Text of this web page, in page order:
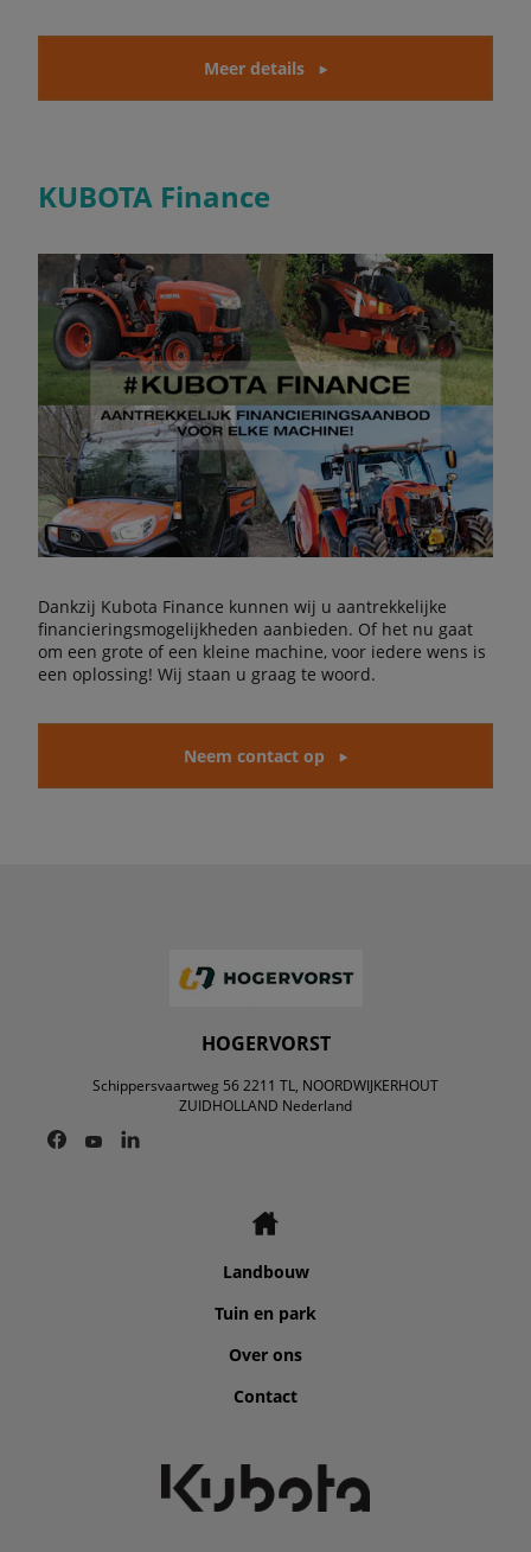
Meer details
KUBOTA Finance
Dankzij Kubota Finance kunnen wij u aantrekkelijke
financieringsmogelijkheden aanbieden. Of het nu gaat
om een grote of een kleine machine, voor iedere wens is
een oplossing! Wij staan u graag te woord.
Neem contact op
HOGERVORST
Schippersvaartweg 56 2211 TL, NOORDWIJKERHOUT
ZUIDHOLLAND Nederland
Landbouw
Tuin en park
Over ons
Contact